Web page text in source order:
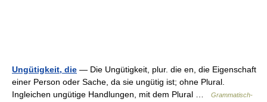
Ungütigkeit, die — Die Ungütigkeit, plur. die en, die Eigenschaft
einer Person oder Sache, da sie ungütig ist; ohne Plural.
Ingleichen ungütige Handlungen, mit dem Plural …
Grammatisch-